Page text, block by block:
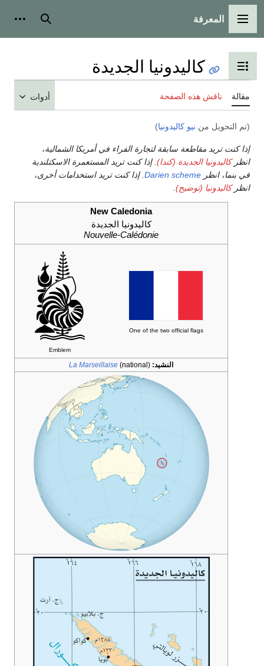
القائمة الرئيسية
المعرفة بحث
تبديل عرض جدول المحتويات
كاليدونيا الجديدة
مقالة ناقش هذه الصفحة أدوات
(تم التحويل مننيو كاليدونيا)
إذا كنت تريد مقاطعة سابقة لتجارة الفراء في أمريكا الشمالية،
انظر كاليدونيا الجديدة (كندا). إذا كنت تريد المستعمرة الاسكتلندية
في بنما، انظر Darien scheme. إذا كنت تريد استخدامات أخرى،
انظر كاليدونيا (توضيح).
New Caledonia
كاليدونيا الجديدة
Nouvelle-Calédonie
One of the two official flags
Emblem
النشيد: La Marseillaise(national)